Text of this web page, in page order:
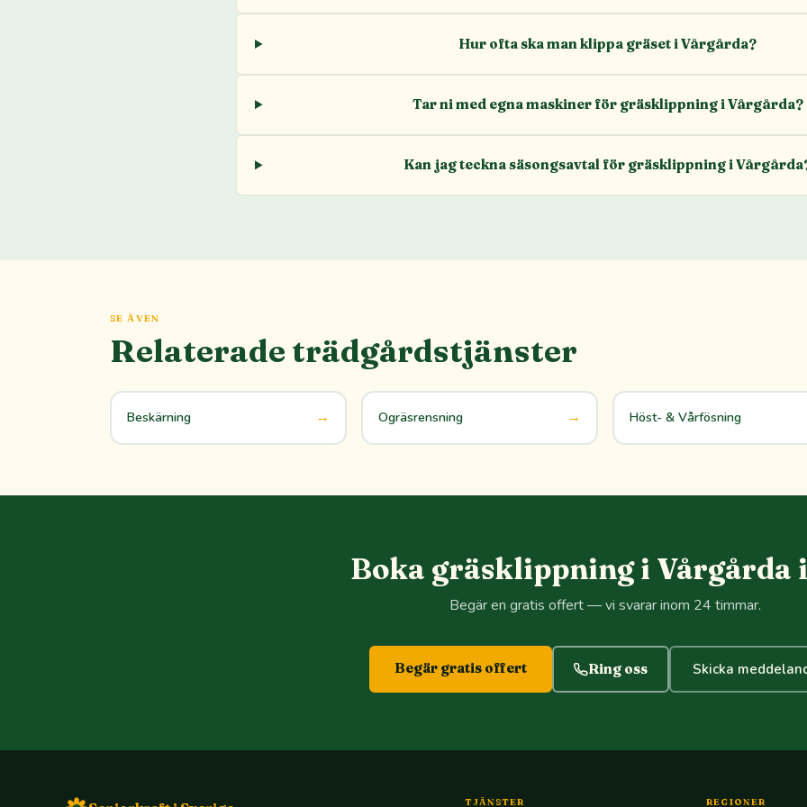
Hur ofta ska man klippa gräset i Vårgårda?
Tar ni med egna maskiner för gräsklippning i Vårgårda?
Kan jag teckna säsongsavtal för gräsklippning i
SE ÄVEN
Relaterade trädgårdstjänster
Beskärning → Ogräsrensning → Höst- & Vårfösning
Boka gräsklippning i Vårgårda
Begär en gratis offert — vi svarar inom 24 timmar.
Begär gratis offert Ring oss Skicka
TJÄNSTER REGIONER